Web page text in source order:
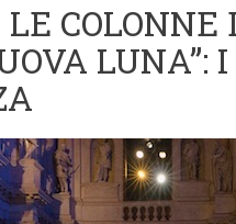
LE
LUNA”: